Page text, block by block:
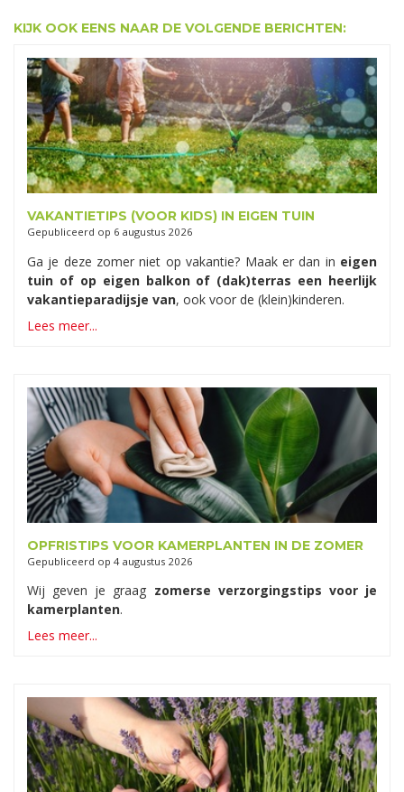
KIJK OOK EENS NAAR DE VOLGENDE BERICHTEN:
VAKANTIETIPS (VOOR KIDS) IN EIGEN TUIN
Gepubliceerd op 6 augustus 2026
Ga je deze zomer niet op vakantie? Maak er dan in eigen
tuin of op eigen balkon of (dak)terras een heerlijk
vakantieparadijsje van, ook voor de (klein)kinderen.
Lees meer...
OPFRISTIPS VOOR KAMERPLANTEN IN DE ZOMER
Gepubliceerd op 4 augustus 2026
Wij geven je graag zomerse verzorgingstips voor je
kamerplanten.
Lees meer...